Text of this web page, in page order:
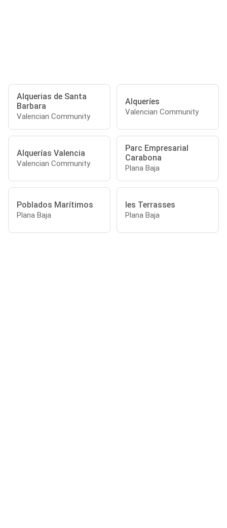
Alquerias de Santa
Barbara
Valencian Community
Alqueríes
Valencian Community
Alquerías Valencia
Valencian Community
Parc Empresarial
Carabona
Plana Baja
Poblados Marítimos
Plana Baja
les Terrasses
Plana Baja